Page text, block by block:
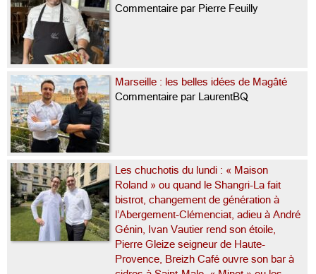
Commentaire par Pierre Feuilly
Marseille : les belles idées de Magâté
Commentaire par LaurentBQ
Les chuchotis du lundi : « Maison
Roland » ou quand le Shangri-La fait
bistrot, changement de génération à
l’Abergement-Clémenciat, adieu à André
Génin, Ivan Vautier rend son étoile,
Pierre Gleize seigneur de Haute-
Provence, Breizh Café ouvre son bar à